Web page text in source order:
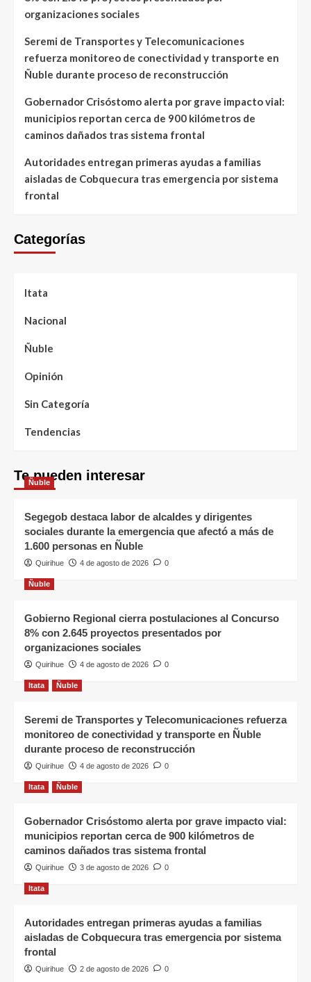
organizaciones sociales
Seremi de Transportes y Telecomunicaciones
refuerza monitoreo de conectividad y transporte en
Ñuble durante proceso de reconstrucción
Gobernador Crisóstomo alerta por grave impacto vial:
municipios reportan cerca de 900 kilómetros de
caminos dañados tras sistema frontal
Autoridades entregan primeras ayudas a familias
aisladas de Cobquecura tras emergencia por sistema
frontal
Categorías
Itata
Nacional
Ñuble
Opinión
Sin Categoría
Tendencias
Te pueden interesar
Ñuble
Segegob destaca labor de alcaldes y dirigentes
sociales durante la emergencia que afectó a más de
1.600 personas en Ñuble
Quirihue 4 de agosto de 2026 0
Ñuble
Gobierno Regional cierra postulaciones al Concurso
8% con 2.645 proyectos presentados por
organizaciones sociales
Quirihue 4 de agosto de 2026 0
Itata Ñuble
Seremi de Transportes y Telecomunicaciones refuerza
monitoreo de conectividad y transporte en Ñuble
durante proceso de reconstrucción
Quirihue 4 de agosto de 2026 0
Itata Ñuble
Gobernador Crisóstomo alerta por grave impacto vial:
municipios reportan cerca de 900 kilómetros de
caminos dañados tras sistema frontal
Quirihue 3 de agosto de 2026 0
Itata
Autoridades entregan primeras ayudas a familias
aisladas de Cobquecura tras emergencia por sistema
frontal
Quirihue 2 de agosto de 2026 0